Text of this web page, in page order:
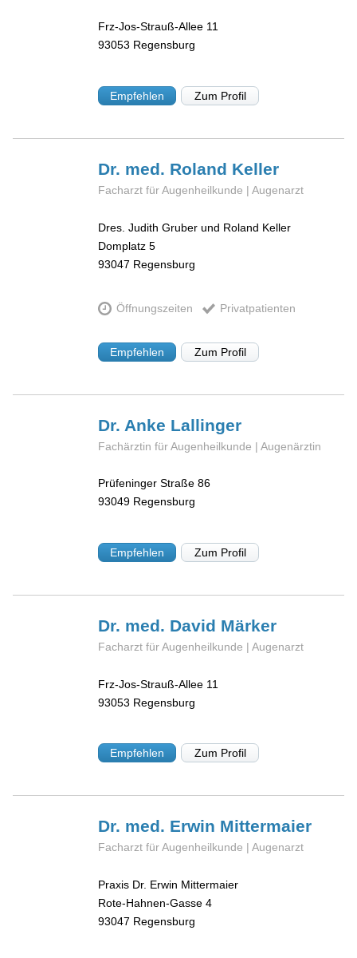
Frz-Jos-Strauß-Allee 11
93053 Regensburg
Empfehlen Zum Profil
Dr. med. Roland Keller
Facharzt für Augenheilkunde | Augenarzt
Dres. Judith Gruber und Roland Keller
Domplatz 5
93047 Regensburg
Öffnungszeiten Privatpatienten
Empfehlen Zum Profil
Dr. Anke Lallinger
Fachärztin für Augenheilkunde | Augenärztin
Prüfeninger Straße 86
93049 Regensburg
Empfehlen Zum Profil
Dr. med. David Märker
Facharzt für Augenheilkunde | Augenarzt
Frz-Jos-Strauß-Allee 11
93053 Regensburg
Empfehlen Zum Profil
Dr. med. Erwin Mittermaier
Facharzt für Augenheilkunde | Augenarzt
Praxis Dr. Erwin Mittermaier
Rote-Hahnen-Gasse 4
93047 Regensburg